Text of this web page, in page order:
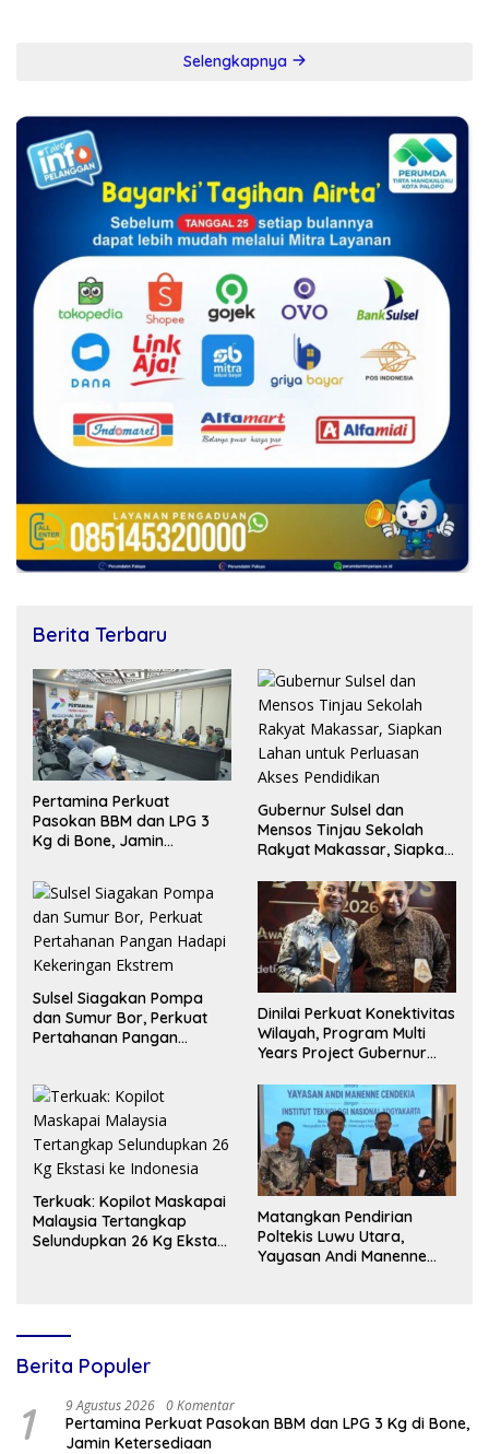
Selengkapnya
Berita Terbaru
Pertamina Perkuat
Pasokan BBM dan LPG 3
Kg di Bone, Jamin
Gubernur Sulsel dan
Mensos Tinjau Sekolah
Rakyat Makassar, Siapkan
Akses Pendidikan
Sulsel Siagakan Pompa
dan Sumur Bor, Perkuat
Pertahanan Pangan
Dinilai Perkuat Konektivitas
Wilayah, Program Multi
Years Project Gubernur
Terkuak: Kopilot Maskapai
Malaysia Tertangkap
Selundupkan 26 Kg Ekstasi
Matangkan Pendirian
Poltekis Luwu Utara,
Yayasan Andi Manenne
Berita Populer
1 9 Agustus 2026 0 Komentar
Pertamina Perkuat Pasokan BBM dan LPG 3 Kg di Bone,
Jamin Ketersediaan